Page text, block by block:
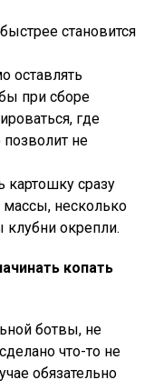
становится
оставлять
при сборе
где
позволит не
картошку сразу
массы, несколько
клубни окрепли.
копать
ботвы, не
что-то не
обязательно